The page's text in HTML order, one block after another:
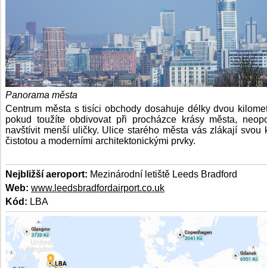
Panorama města
Centrum města s tisíci obchody dosahuje délky dvou
pokud toužíte obdivovat při procházce krásy města,
navštívit menší uličky. Ulice starého města vás zlákají svou
čistotou a moderními architektonickými prvky.
Nejbližší aeroport: Mezinárodní letiště Leeds Bradford
Web: www.leedsbradfordairport.co.uk
Kód: LBA